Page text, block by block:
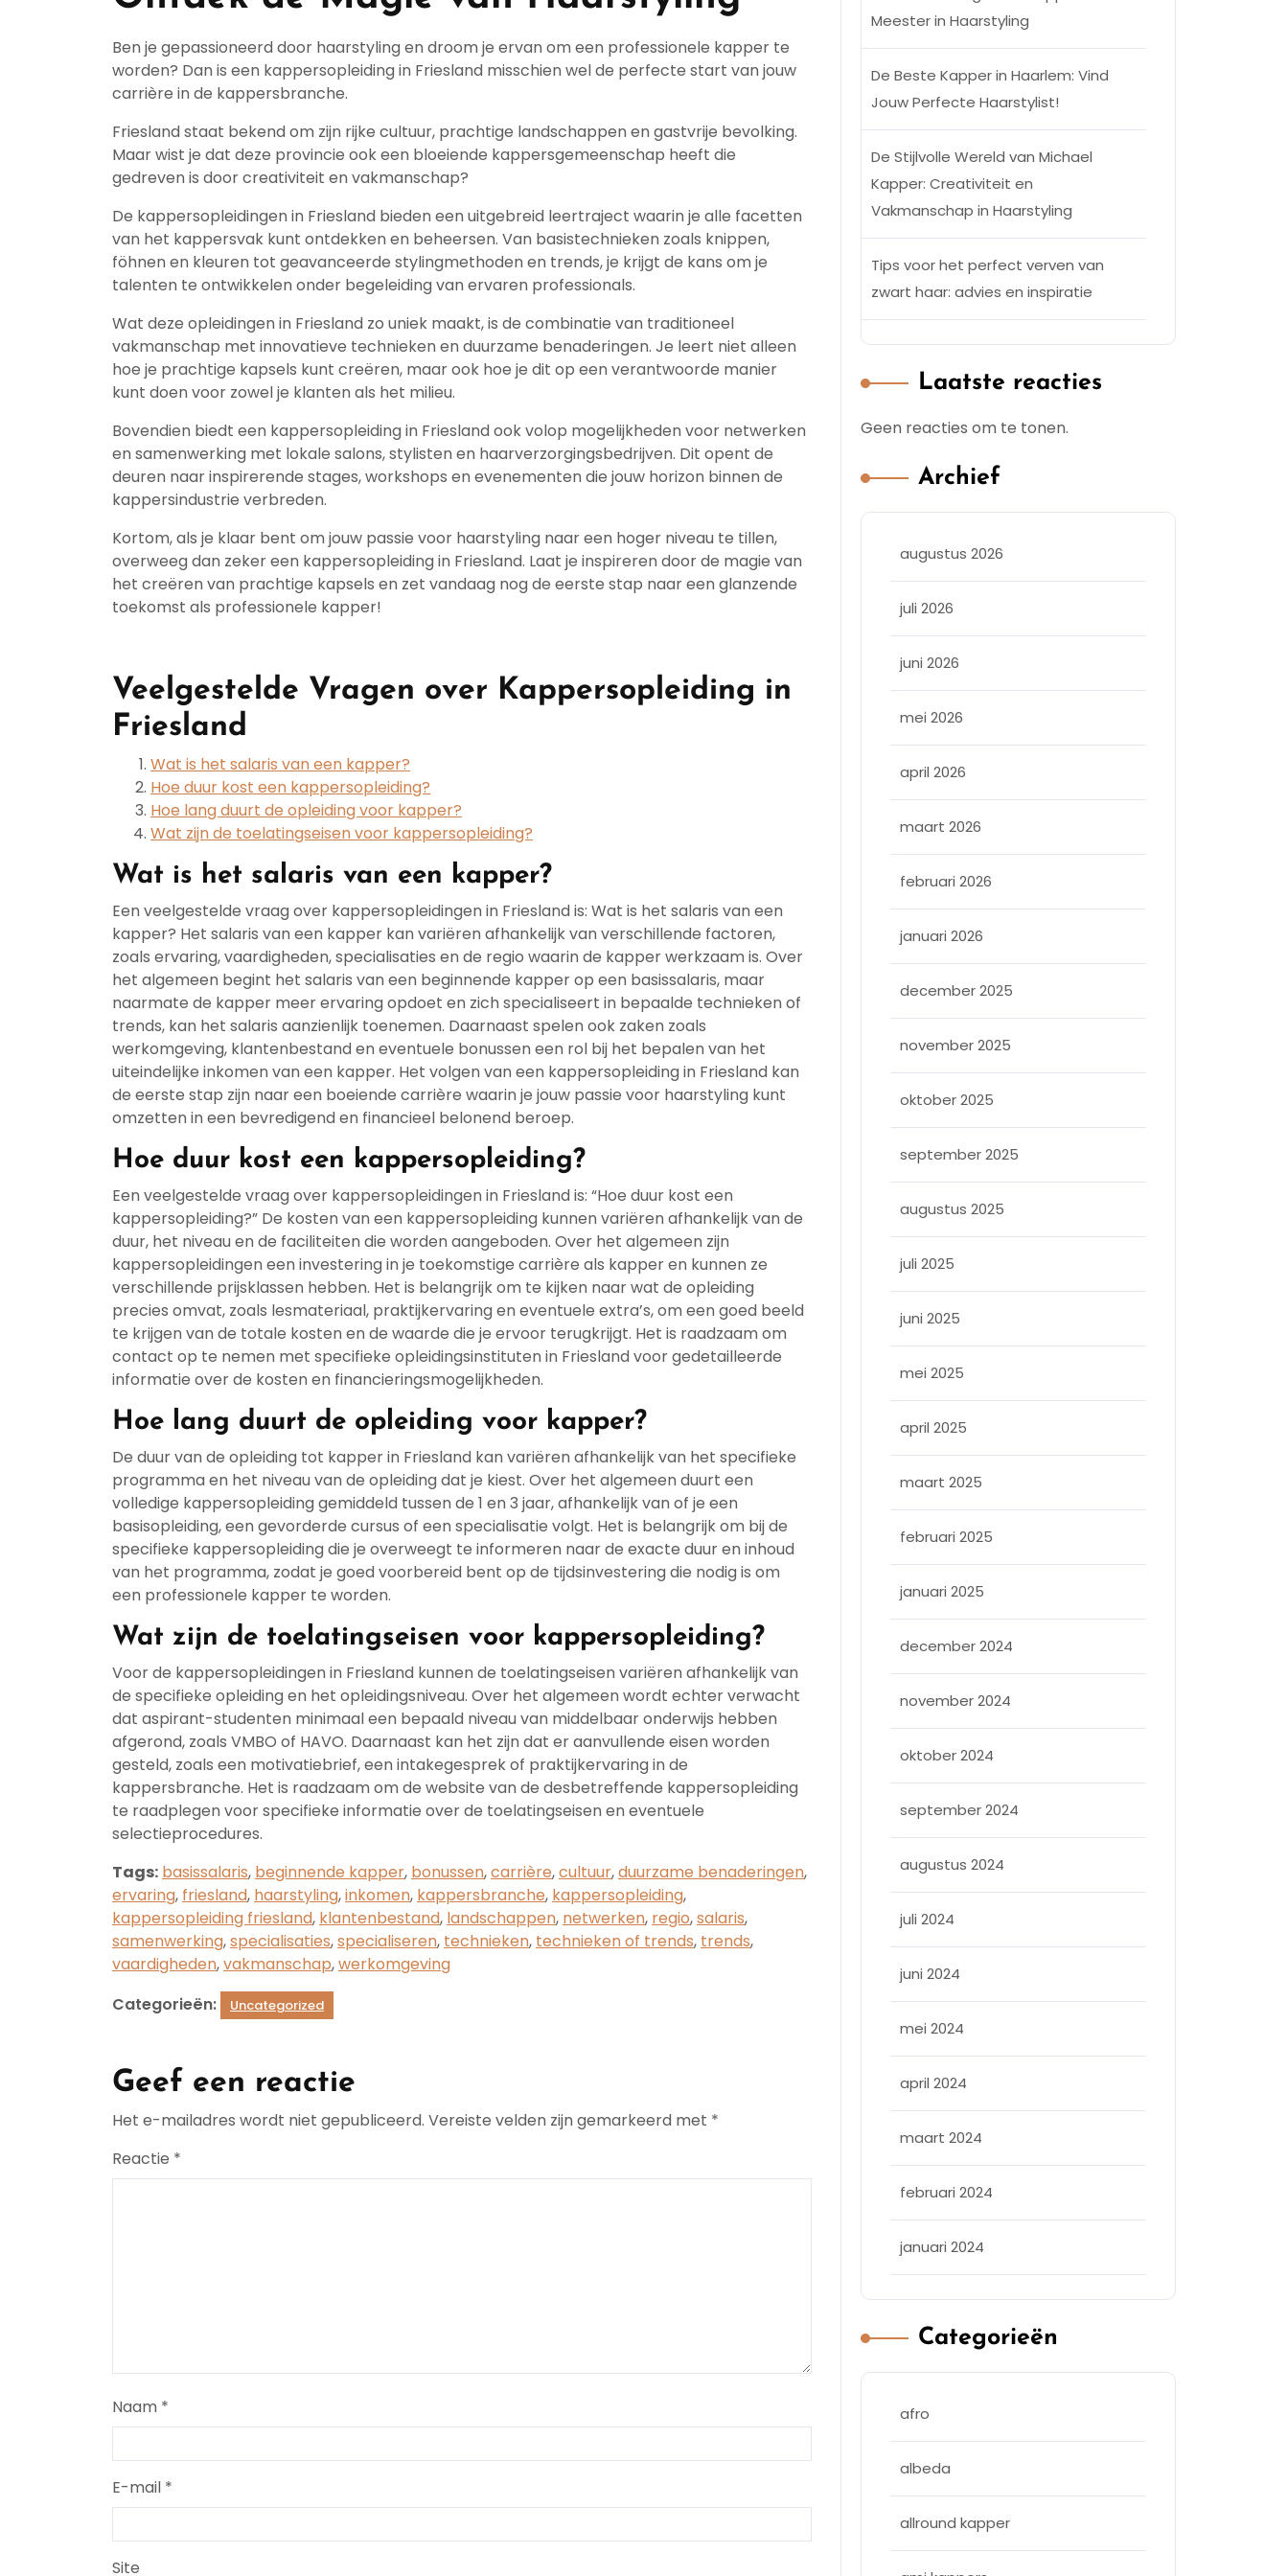
Ben je gepassioneerd door haarstyling en droom je ervan om een professionele kapper te
worden? Dan is een kappersopleiding in Friesland misschien wel de perfecte start van jouw
carrière in de kappersbranche.
Friesland staat bekend om zijn rijke cultuur, prachtige landschappen en gastvrije bevolking.
Maar wist je dat deze provincie ook een bloeiende kappersgemeenschap heeft die
gedreven is door creativiteit en vakmanschap?
De kappersopleidingen in Friesland bieden een uitgebreid leertraject waarin je alle facetten
van het kappersvak kunt ontdekken en beheersen. Van basistechnieken zoals knippen,
föhnen en kleuren tot geavanceerde stylingmethoden en trends, je krijgt de kans om je
talenten te ontwikkelen onder begeleiding van ervaren professionals.
Wat deze opleidingen in Friesland zo uniek maakt, is de combinatie van traditioneel
vakmanschap met innovatieve technieken en duurzame benaderingen. Je leert niet alleen
hoe je prachtige kapsels kunt creëren, maar ook hoe je dit op een verantwoorde manier
kunt doen voor zowel je klanten als het milieu.
Bovendien biedt een kappersopleiding in Friesland ook volop mogelijkheden voor netwerken
en samenwerking met lokale salons, stylisten en haarverzorgingsbedrijven. Dit opent de
deuren naar inspirerende stages, workshops en evenementen die jouw horizon binnen de
kappersindustrie verbreden.
Kortom, als je klaar bent om jouw passie voor haarstyling naar een hoger niveau te tillen,
overweeg dan zeker een kappersopleiding in Friesland. Laat je inspireren door de magie van
het creëren van prachtige kapsels en zet vandaag nog de eerste stap naar een glanzende
toekomst als professionele kapper!
Veelgestelde Vragen over Kappersopleiding in
Friesland
Wat is het salaris van een kapper?
Hoe duur kost een kappersopleiding?
Hoe lang duurt de opleiding voor kapper?
Wat zijn de toelatingseisen voor kappersopleiding?
Wat is het salaris van een kapper?
Een veelgestelde vraag over kappersopleidingen in Friesland is: Wat is het salaris van een
kapper? Het salaris van een kapper kan variëren afhankelijk van verschillende factoren,
zoals ervaring, vaardigheden, specialisaties en de regio waarin de kapper werkzaam is. Over
het algemeen begint het salaris van een beginnende kapper op een basissalaris, maar
naarmate de kapper meer ervaring opdoet en zich specialiseert in bepaalde technieken of
trends, kan het salaris aanzienlijk toenemen. Daarnaast spelen ook zaken zoals
werkomgeving, klantenbestand en eventuele bonussen een rol bij het bepalen van het
uiteindelijke inkomen van een kapper. Het volgen van een kappersopleiding in Friesland kan
de eerste stap zijn naar een boeiende carrière waarin je jouw passie voor haarstyling kunt
omzetten in een bevredigend en financieel belonend beroep.
Hoe duur kost een kappersopleiding?
Een veelgestelde vraag over kappersopleidingen in Friesland is: “Hoe duur kost een
kappersopleiding?” De kosten van een kappersopleiding kunnen variëren afhankelijk van de
duur, het niveau en de faciliteiten die worden aangeboden. Over het algemeen zijn
kappersopleidingen een investering in je toekomstige carrière als kapper en kunnen ze
verschillende prijsklassen hebben. Het is belangrijk om te kijken naar wat de opleiding
precies omvat, zoals lesmateriaal, praktijkervaring en eventuele extra’s, om een goed beeld
te krijgen van de totale kosten en de waarde die je ervoor terugkrijgt. Het is raadzaam om
contact op te nemen met specifieke opleidingsinstituten in Friesland voor gedetailleerde
informatie over de kosten en financieringsmogelijkheden.
Hoe lang duurt de opleiding voor kapper?
De duur van de opleiding tot kapper in Friesland kan variëren afhankelijk van het specifieke
programma en het niveau van de opleiding dat je kiest. Over het algemeen duurt een
volledige kappersopleiding gemiddeld tussen de 1 en 3 jaar, afhankelijk van of je een
basisopleiding, een gevorderde cursus of een specialisatie volgt. Het is belangrijk om bij de
specifieke kappersopleiding die je overweegt te informeren naar de exacte duur en inhoud
van het programma, zodat je goed voorbereid bent op de tijdsinvestering die nodig is om
een professionele kapper te worden.
Wat zijn de toelatingseisen voor kappersopleiding?
Voor de kappersopleidingen in Friesland kunnen de toelatingseisen variëren afhankelijk van
de specifieke opleiding en het opleidingsniveau. Over het algemeen wordt echter verwacht
dat aspirant-studenten minimaal een bepaald niveau van middelbaar onderwijs hebben
afgerond, zoals VMBO of HAVO. Daarnaast kan het zijn dat er aanvullende eisen worden
gesteld, zoals een motivatiebrief, een intakegesprek of praktijkervaring in de
kappersbranche. Het is raadzaam om de website van de desbetreffende kappersopleiding
te raadplegen voor specifieke informatie over de toelatingseisen en eventuele
selectieprocedures.
Tags: basissalaris, beginnende kapper, bonussen,carrière,cultuur,duurzame benaderingen,
ervaring, friesland, haarstyling,inkomen, kappersbranche, kappersopleiding,
kappersopleiding friesland, klantenbestand, landschappen, netwerken, regio,salaris,
samenwerking,specialisaties,specialiseren, technieken, technieken of trends, trends,
vaardigheden,vakmanschap,werkomgeving
Categorieën:
Uncategorized
Geef een reactie
Het e-mailadres wordt niet gepubliceerd. Vereiste velden zijn gemarkeerd met *
Reactie *
Naam *
E-mail *
Site
Meester in Haarstyling
De Beste Kapper in Haarlem: Vind
Jouw Perfecte Haarstylist!
De Stijlvolle Wereld van Michael
Kapper: Creativiteit en
Vakmanschap in Haarstyling
Tips voor het perfect verven van
zwart haar: advies en inspiratie
Laatste reacties
Geen reacties om te tonen.
Archief
augustus 2026
juli 2026
juni 2026
mei 2026
april 2026
maart 2026
februari 2026
januari 2026
december 2025
november 2025
oktober 2025
september 2025
augustus 2025
juli 2025
juni 2025
mei 2025
april 2025
maart 2025
februari 2025
januari 2025
december 2024
november 2024
oktober 2024
september 2024
augustus 2024
juli 2024
juni 2024
mei 2024
april 2024
maart 2024
februari 2024
januari 2024
Categorieën
afro
albeda
allround kapper